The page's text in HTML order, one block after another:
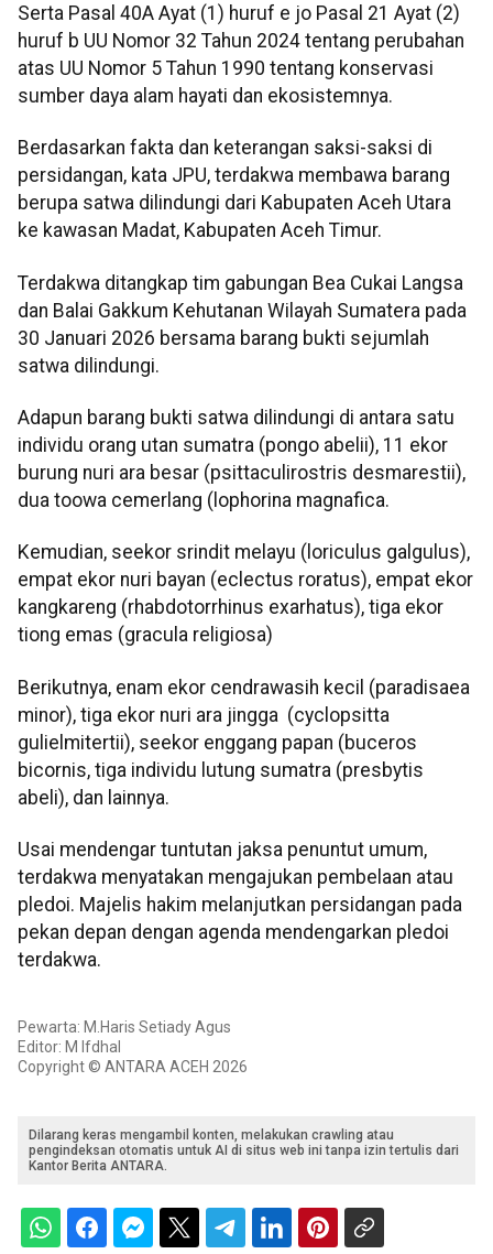
Serta Pasal 40A Ayat (1) huruf e jo Pasal 21 Ayat (2)
huruf b UU Nomor 32 Tahun 2024 tentang perubahan
atas UU Nomor 5 Tahun 1990 tentang konservasi
sumber daya alam hayati dan ekosistemnya.
Berdasarkan fakta dan keterangan saksi-saksi di
persidangan, kata JPU, terdakwa membawa barang
berupa satwa dilindungi dari Kabupaten Aceh Utara
ke kawasan Madat, Kabupaten Aceh Timur.
Terdakwa ditangkap tim gabungan Bea Cukai Langsa
dan Balai Gakkum Kehutanan Wilayah Sumatera pada
30 Januari 2026 bersama barang bukti sejumlah
satwa dilindungi.
Adapun barang bukti satwa dilindungi di antara satu
individu orang utan sumatra (pongo abelii), 11 ekor
burung nuri ara besar (psittaculirostris desmarestii),
dua toowa cemerlang (lophorina magnafica.
Kemudian, seekor srindit melayu (loriculus galgulus),
empat ekor nuri bayan (eclectus roratus), empat ekor
kangkareng (rhabdotorrhinus exarhatus), tiga ekor
tiong emas (gracula religiosa)
Berikutnya, enam ekor cendrawasih kecil (paradisaea
minor), tiga ekor nuri ara jingga (cyclopsitta
gulielmitertii), seekor enggang papan (buceros
bicornis, tiga individu lutung sumatra (presbytis
abeli), dan lainnya.
Usai mendengar tuntutan jaksa penuntut umum,
terdakwa menyatakan mengajukan pembelaan atau
pledoi. Majelis hakim melanjutkan persidangan pada
pekan depan dengan agenda mendengarkan pledoi
terdakwa.
Pewarta: M.Haris Setiady Agus
Editor: M Ifdhal
Copyright © ANTARA ACEH 2026
Dilarang keras mengambil konten, melakukan crawling atau
pengindeksan otomatis untuk AI di situs web ini tanpa izin tertulis dari
Kantor Berita ANTARA.